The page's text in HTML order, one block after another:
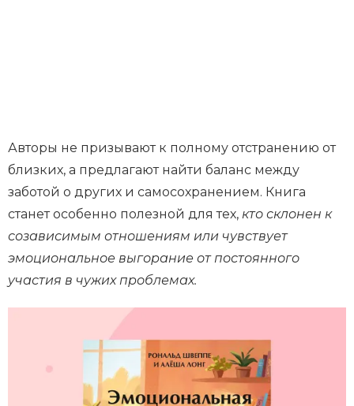
Авторы не призывают к полному отстранению от
близких, а предлагают найти баланс между
заботой о других и самосохранением. Книга
станет особенно полезной для тех, кто склонен к
созависимым отношениям или чувствует
эмоциональное выгорание от постоянного
участия в чужих проблемах.